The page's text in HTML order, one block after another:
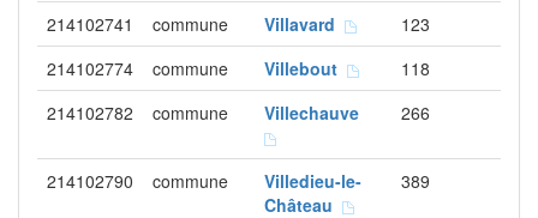
214102741 commune Villavard
123
214102774
commune Villebout
118
214102782
commune Villechauve 266
214102790 commune
Villedieu-le-
Château
389